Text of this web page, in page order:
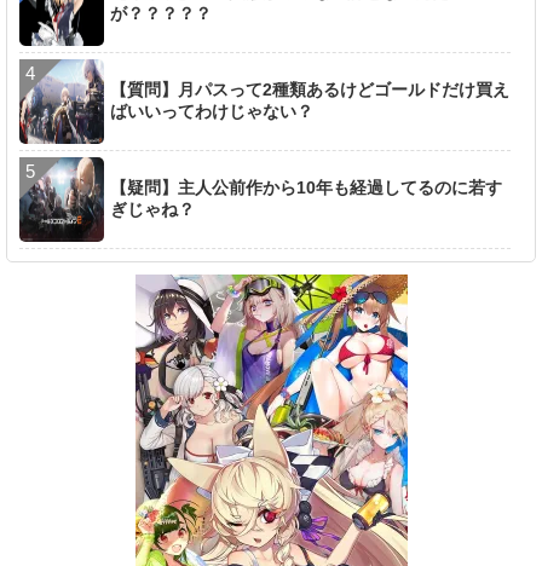
が？？？？？
【質問】月パスって2種類あるけどゴールドだけ買え
ばいいってわけじゃない？
【疑問】主人公前作から10年も経過してるのに若す
ぎじゃね？